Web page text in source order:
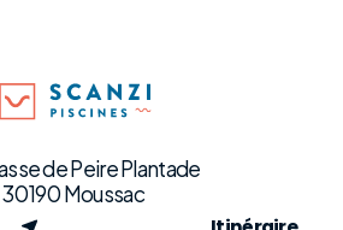
de Peire Plantade
30190 Moussac